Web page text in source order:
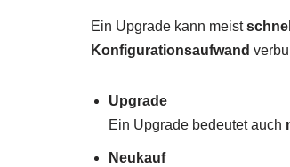
Ein Upgrade kann meist
Konfigurationsaufwand
Upgrade
Ein Upgrade bedeutet auch
Neukauf